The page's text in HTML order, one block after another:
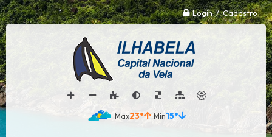
Login / Cadastro
23° 15°